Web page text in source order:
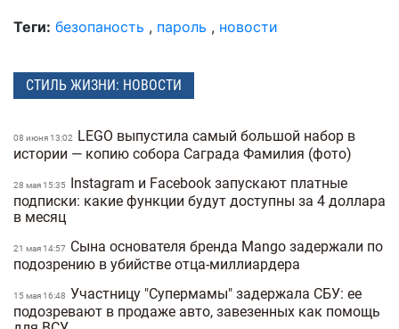
Теги: безопаность , пароль , новости
СТИЛЬ ЖИЗНИ: НОВОСТИ
08 июня 13:02
LEGO выпустила самый большой набор в
истории — копию собора Саграда Фамилия (фото)
28 мая 15:35 Instagram и Facebook запускают платные
подписки: какие функции будут доступны за 4 доллара
в месяц
21 мая 14:57
Сына основателя бренда Mango задержали по
подозрению в убийстве отца-миллиардера
15 мая 16:48 Участницу "Супермамы" задержала СБУ: ее
подозревают в продаже авто, завезенных как помощь